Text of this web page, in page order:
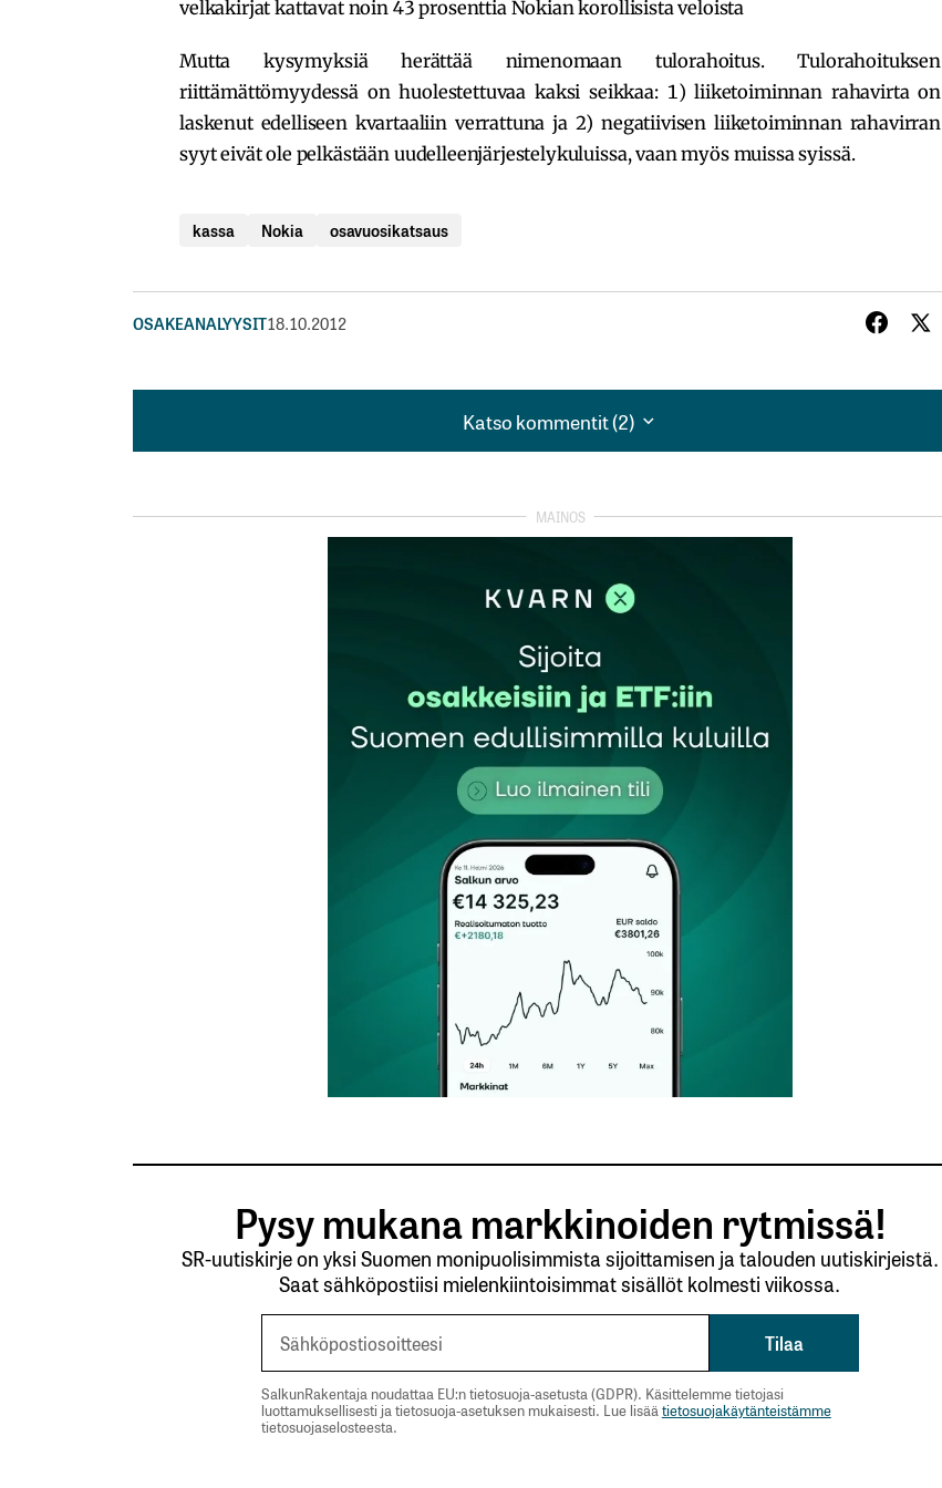
velkakirjat kattavat noin 43 prosenttia Nokian korollisista veloista
Mutta kysymyksiä herättää nimenomaan tulorahoitus. Tulorahoituksen
riittämättömyydessä on huolestettuvaa kaksi seikkaa: 1) liiketoiminnan rahavirta on
laskenut edelliseen kvartaaliin verrattuna ja 2) negatiivisen liiketoiminnan rahavirran
syyt eivät ole pelkästään uudelleenjärjestelykuluissa, vaan myös muissa syissä.
kassa Nokia osavuosikatsaus
OSAKEANALYYSIT18.10.2012
Katso kommentit (2)
Katso kommentit (2)
Arvopaperi-lehden mukaan myönteisessä kurssireaktiossa painoivat muut asia kuin kassa.
”Pareto Öhmanin analyytikko Helena Nordman-Knutson löytää kaksi selitystä Nokian (osake,
tiedotteet) vahvalle nousulle tulosjulkistuksen jälkeen…
…”Nettokassa oli odotuksia parempi, mikä kertoo siitä, että kassavirran heikentyminen on
Toiseksi syyksi nousulle Nordman-Knutson näkee NSN:n vahvan tuloksen.”
kirjautua sisään rekisteröityä
Kommentti*
Nimesi tai nimimerkkisi* Sähköpostiosoitteesi*
Pysy mukana markkinoiden rytmissä!
SR-uutiskirje on yksi Suomen monipuolisimmista sijoittamisen ja talouden uutiskirjeistä.
Saat sähköpostiisi mielenkiintoisimmat sisällöt kolmesti viikossa.
SalkunRakentaja noudattaa EU:n tietosuoja-asetusta (GDPR). Käsittelemme tietojasi
luottamuksellisesti ja tietosuoja-asetuksen mukaisesti. Lue lisää tietosuojakäytänteistämme
tietosuojaselosteesta.